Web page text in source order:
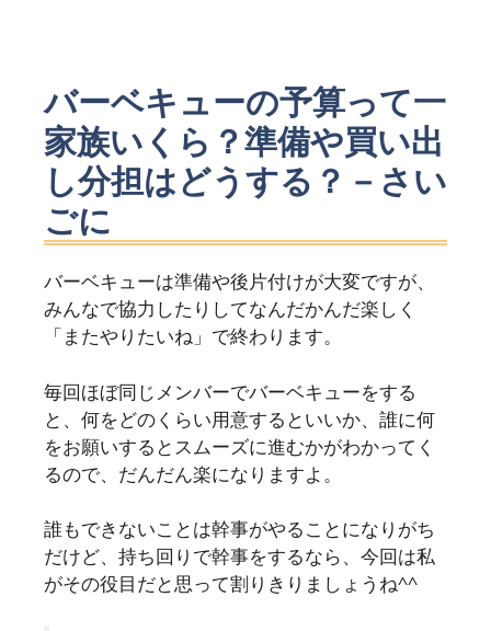
バーベキューの予算って一
家族いくら？準備や買い出
し分担はどうする？－さい
ごに
バーベキューは準備や後片付けが大変ですが、
みんなで協力したりしてなんだかんだ楽しく
「またやりたいね」で終わります。
毎回ほぼ同じメンバーでバーベキューをする
と、何をどのくらい用意するといいか、誰に何
をお願いするとスムーズに進むかがわかってく
るので、だんだん楽になりますよ。
誰もできないことは幹事がやることになりがち
だけど、持ち回りで幹事をするなら、今回は私
がその役目だと思って割りきりましょうね^^